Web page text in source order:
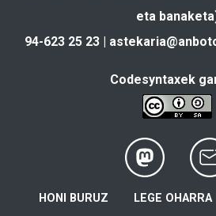
eta
94-623 25 23 |
Codesyntaxek
HONI BURUZ LEGE OHARRA